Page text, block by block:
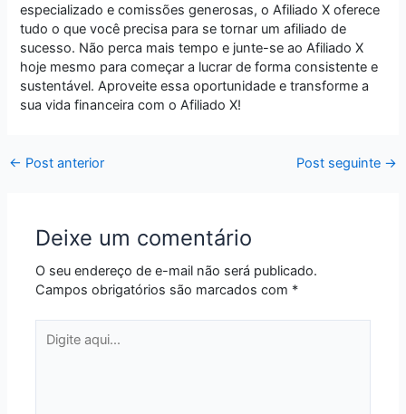
especializado e comissões generosas, o Afiliado X oferece
tudo o que você precisa para se tornar um afiliado de
sucesso. Não perca mais tempo e junte-se ao Afiliado X
hoje mesmo para começar a lucrar de forma consistente e
sustentável. Aproveite essa oportunidade e transforme a
sua vida financeira com o Afiliado X!
← Post anterior Post seguinte →
Deixe um comentário
O seu endereço de e-mail não será publicado.
Campos obrigatórios são marcados com *
aqui...